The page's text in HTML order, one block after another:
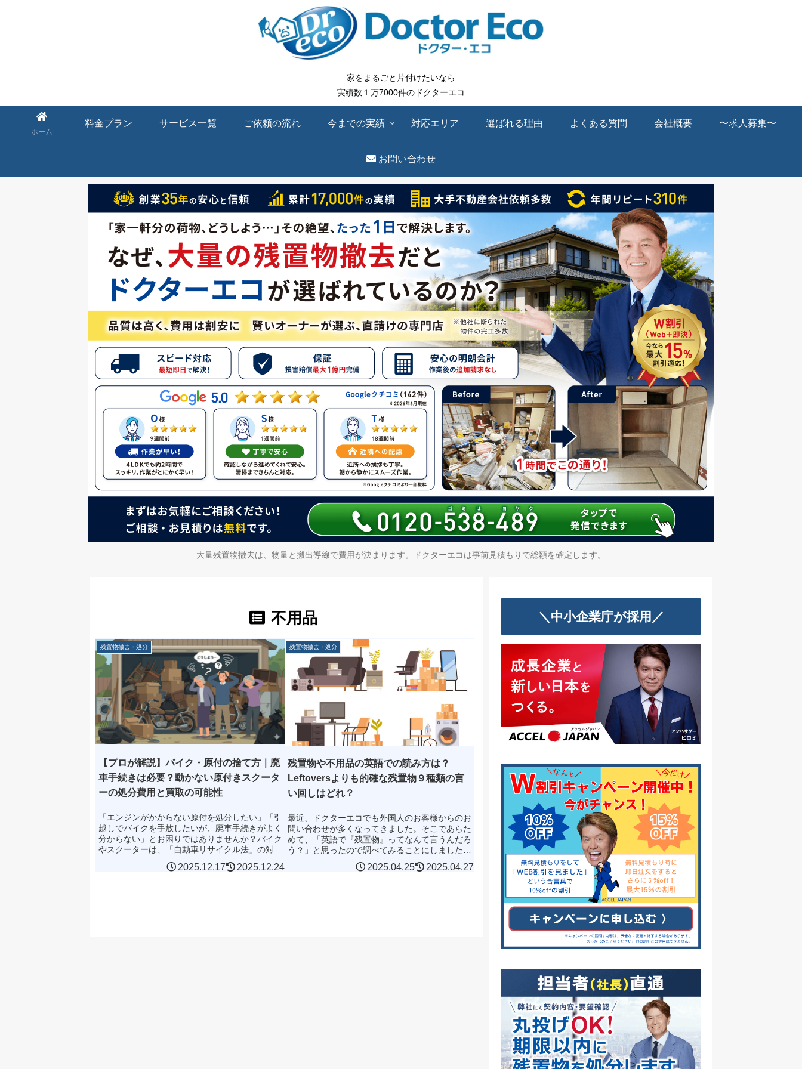
家をまるごと片付けたいなら
実績数１万7000件のドクターエコ
ホーム
料金プラン サービス一覧 ご依頼の流れ 今までの実績 対応エリア 選ばれる理由 よくある質問 会社概要 〜求人募集〜
お問い合わせ
大量残置物撤去は、物量と搬出導線で費用が決まります。ドクターエコは事前見積もりで総額を確定します。
不用品
残置物撤去・処分
【プロが解説】バイク・原付の捨て方｜廃
車手続きは必要？動かない原付きスクータ
ーの処分費用と買取の可能性
「エンジンがかからない原付を処分したい」「引
越しでバイクを手放したいが、廃車手続きがよく
分からない」とお困りではありませんか？バイク
やスクーターは、「自動車リサイクル法」の対象
や適正処理困難物に指定されており、自治体の粗
大ゴミとして捨てるこ...2025.12.17 2025.12.24
残置物撤去・処分
残置物や不用品の英語での読み方は？
Leftoversよりも的確な残置物９種類の言
い回しはどれ？
最近、ドクターエコでも外国人のお客様からのお
問い合わせが多くなってきました。そこであらた
めて、「英語で『残置物』ってなんて言うんだろ
う？」と思ったので調べてみることにしました。
翻訳サイトでは"Leftovers"という言葉が頻繁に出
2025.04.25 2025.04.27
＼中小企業庁が採用／